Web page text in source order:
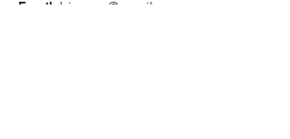
Email: birguop@gmail.com